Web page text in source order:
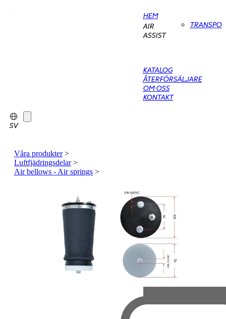
HEM
AIR
ASSIST
KATALOG
ÅTERFÖRSÄLJARE
OM OSS
KONTAKT
SV
Våra produkter>
Luftfjädringsdelar>
Air bellows - Air springs >